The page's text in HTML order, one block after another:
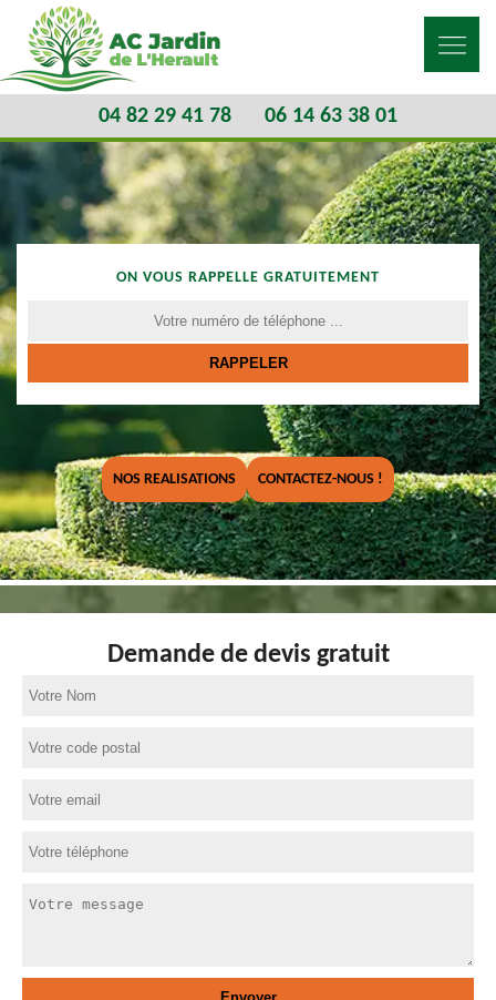
04 82 29 41 78 06 14 63 38 01
ON VOUS RAPPELLE GRATUITEMENT
NOS REALISATIONS CONTACTEZ-NOUS !
Demande de devis gratuit